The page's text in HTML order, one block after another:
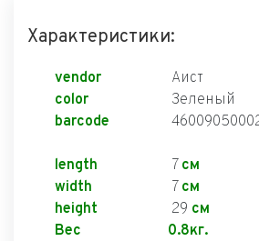
Характеристики:
vendor
Аист
color
Зеленый
barcode
length 7 см
width
7 см
height
29 см
Вес
0.8кг.